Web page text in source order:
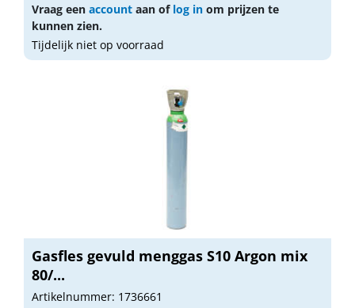
Vraag een account aan of log in om prijzen te
kunnen zien.
Tijdelijk niet op voorraad
Gasfles gevuld menggas S10 Argon mix
80/...
Artikelnummer: 1736661